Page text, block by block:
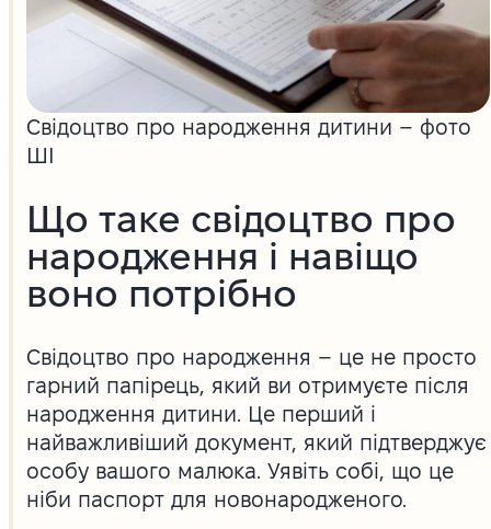
Свідоцтво про народження дитини – фото
ШІ
Що таке свідоцтво про
народження і навіщо
воно потрібно
Свідоцтво про народження – це не просто
гарний папірець, який ви отримуєте після
народження дитини. Це перший і
найважливіший документ, який підтверджує
особу вашого малюка. Уявіть собі, що це
ніби паспорт для новонародженого.